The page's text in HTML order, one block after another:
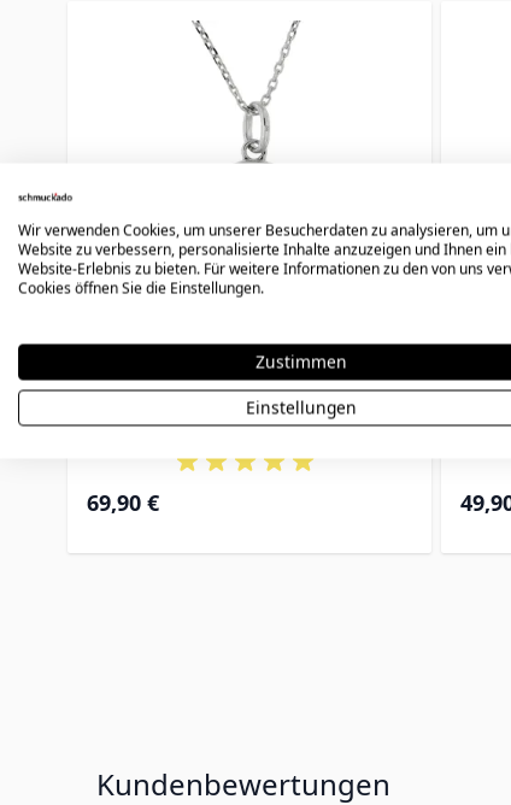
Medaillon Foto gravierbar -
2365
69,90 €
Kundenbewertungen
Wir verwenden Cookies, um unserer Besucherdaten zu analysieren, um
Website zu verbessern, personalisierte Inhalte anzuzeigen und Ihnen ein
Website-Erlebnis zu bieten. Für weitere Informationen zu den von uns
Cookies öffnen Sie die Einstellungen.
Zustimmen
Einstellungen